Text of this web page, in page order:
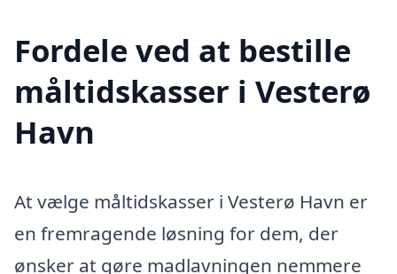
Fordele ved at bestille
måltidskasser i Vesterø
Havn
At vælge måltidskasser i Vesterø Havn er
en fremragende løsning for dem, der
ønsker at gøre madlavningen nemmere